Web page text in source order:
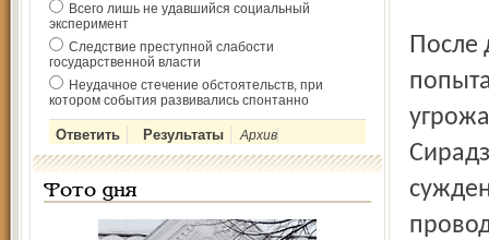
Всего лишь не удавшийся социальный
эксперимент
Следствие преступной слабости
государственной власти
Неудачное стечение обстоятельств, при
котором события развивались спонтанно
Архив
Фото дня
После двух пропущенных мячей «спартаковцы»